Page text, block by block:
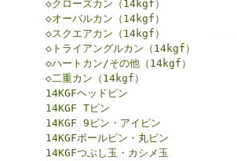
◇クローズカン（14kgf）
◇オーバルカン（14kgf）
◇スクエアカン（14kgf）
◇トライアングルカン（14kgf）
◇ハートカン/その他（14kgf）
◇二重カン（14kgf）
14KGFヘッドピン
14KGF Tピン
14KGF 9ピン・アイピン
14KGFボールピン・丸ピン
14KGFつぶし玉・カシメ玉